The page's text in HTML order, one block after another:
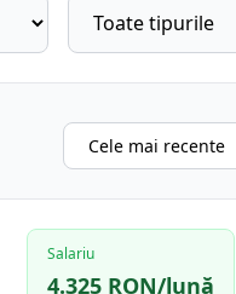
Salariu
4.325 RON/lună